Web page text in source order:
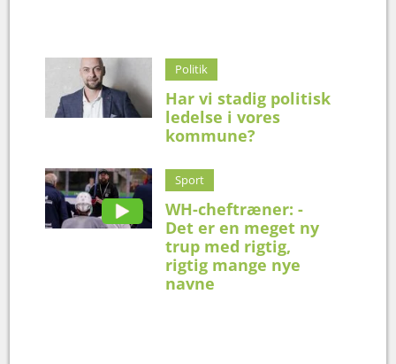
Politik
Har vi stadig politisk
ledelse i vores
kommune?
Sport
WH-cheftræner: -
Det er en meget ny
trup med rigtig,
rigtig mange nye
navne